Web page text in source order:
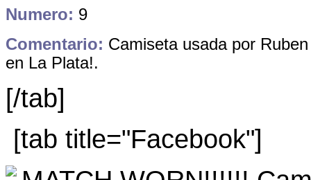
Numero: 9
Comentario: Camiseta usada por
en La Plata!.
[/tab]
[tab title="Facebook"]